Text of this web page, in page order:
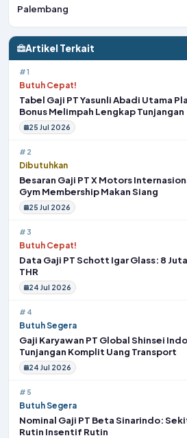
Palembang
Artikel Terkait
#1
Butuh Cepat!
Tabel Gaji PT Yasunli Abadi Utama
Bonus Melimpah Lengkap Tunjangan
25 Jul 2026
#2
Dibutuhkan
Besaran Gaji PT X Motors
Gym Membership Makan Siang
25 Jul 2026
#3
Butuh Cepat!
Data Gaji PT Schott Igar Glass: 8
THR
24 Jul 2026
#4
Butuh Segera
Gaji Karyawan PT Global Shinsei
Tunjangan Komplit Uang Transport
24 Jul 2026
#5
Butuh Segera
Nominal Gaji PT Beta Sinarindo:
Rutin Insentif Rutin